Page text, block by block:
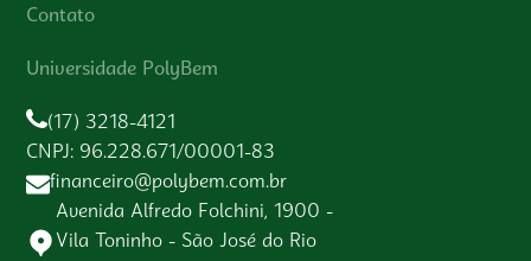
Contato
Universidade PolyBem
(17) 3218-4121
CNPJ: 96.228.671/00001-83
financeiro@polybem.com.br
Avenida Alfredo Folchini, 1900 -
Vila Toninho - São José do Rio